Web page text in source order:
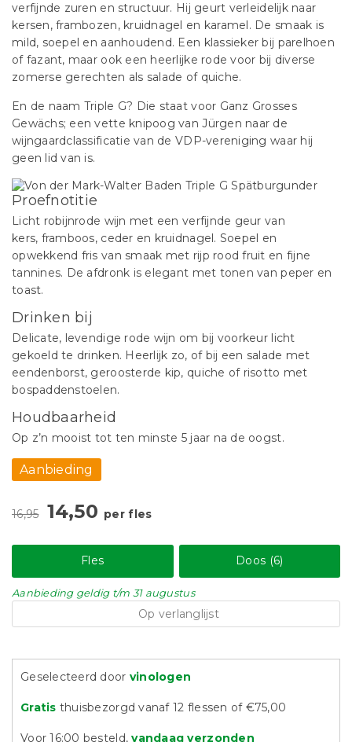
verfijnde zuren en structuur. Hij geurt verleidelijk naar
kersen, frambozen, kruidnagel en karamel. De smaak is
mild, soepel en aanhoudend. Een klassieker bij parelhoen
of fazant, maar ook een heerlijke rode voor bij diverse
zomerse gerechten als salade of quiche.
En de naam Triple G? Die staat voor Ganz Grosses
Gewächs; een vette knipoog van Jürgen naar de
wijngaardclassificatie van de VDP-vereniging waar hij
geen lid van is.
Proefnotitie
Licht robijnrode wijn met een verfijnde geur van
kers, framboos, ceder en kruidnagel. Soepel en
opwekkend fris van smaak met rijp rood fruit en fijne
tannines. De afdronk is elegant met tonen van peper en
toast.
Drinken bij
Delicate, levendige rode wijn om bij voorkeur licht
gekoeld te drinken. Heerlijk zo, of bij een salade met
eendenborst, geroosterde kip, quiche of risotto met
bospaddenstoelen.
Houdbaarheid
Op z’n mooist tot ten minste 5 jaar na de oogst.
Aanbieding
16,95 14,50 per fles
Fles Doos (6)
Aanbieding geldigt/m 31 augustus
Op verlanglijst
Geselecteerd door vinologen
Gratis thuisbezorgd vanaf 12 flessen of €75,00
Voor 16:00 besteld,vandaag verzonden